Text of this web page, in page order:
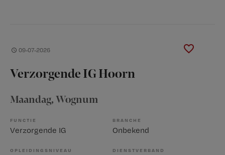
09-07-2026
Verzorgende IG Hoorn
Maandag, Wognum
FUNCTIE
Verzorgende IG
BRANCHE
Onbekend
OPLEIDINGSNIVEAU DIENSTVERBAND